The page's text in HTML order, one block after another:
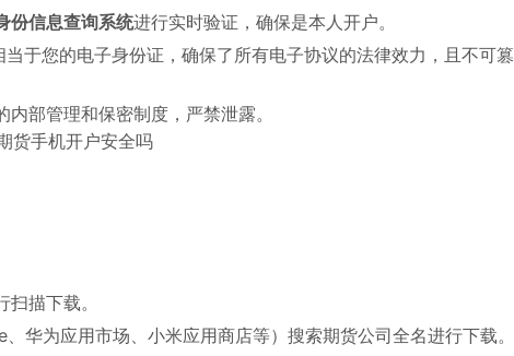
份信息查询系统进行实时验证，确保是本人开户。
当于您的电子身份证，确保了所有电子协议的法律效力，且不可篡
部管理和保密制度，严禁泄露。
描下载。
华为应用市场、小米应用商店等）搜索期货公司全名进行下载。